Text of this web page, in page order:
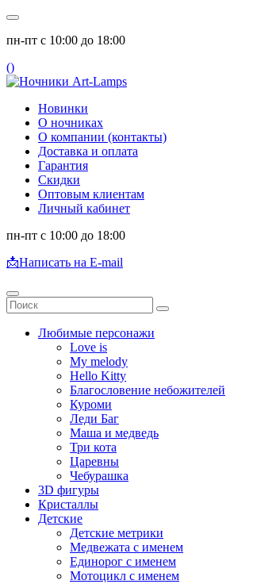
пн-пт с 10:00 до 18:00
()
Новинки
О ночниках
О компании (контакты)
Доставка и оплата
Гарантия
Скидки
Оптовым клиентам
Личный кабинет
пн-пт с 10:00 до 18:00
📩Написать на E-mail
Любимые персонажи
Love is
My melody
Hello Kitty
Благословение небожителей
Куроми
Леди Баг
Маша и медведь
Три кота
Царевны
Чебурашка
3D фигуры
Кристаллы
Детские
Детские метрики
Медвежата с именем
Единорог с именем
Мотоцикл с именем